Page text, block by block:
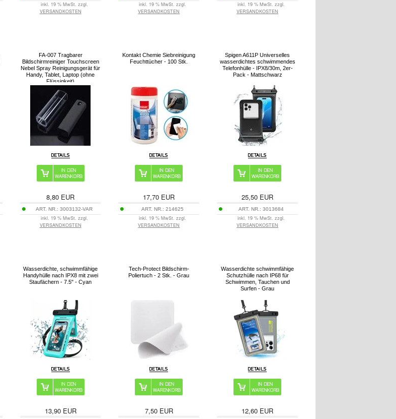
inkl. 19 % MwSt. zzgl.
VERSANDKOSTEN
inkl. 19 % MwSt. zzgl.
VERSANDKOSTEN
inkl. 19 % MwSt. zzgl.
VERSANDKOSTEN
FA-007 Tragbarer
Bildschirmreiniger Touchscreen
Nebel Spray Reinigungsgerät für
Handy, Tablet, Laptop (ohne
Flüssigkeit)
8,80 EUR
ART. NR.:3003132-VAR
inkl. 19 % MwSt. zzgl.
VERSANDKOSTEN
Kontakt Chemie Siebreinigung
Feuchttücher - 100 Stk.
17,70 EUR
ART. NR.:214625
inkl. 19 % MwSt. zzgl.
VERSANDKOSTEN
Spigen A611P Universelles
wasserdichtes schwimmendes
Telefonhülle - IPX8/30m, 2er-
Pack - Mattschwarz
25,50 EUR
ART. NR.:3013684
inkl. 19 % MwSt. zzgl.
VERSANDKOSTEN
Wasserdichte, schwimmfähige
Handyhülle nach IPX8 mit zwei
Staufächern - 7.5" - Cyan
13,90EUR
Tech-Protect Bildschirm-
Poliertuch - 2 Stk. - Grau
7,50EUR
Wasserdichte schwimmfähige
Schutzhülle nach IP68 für
Schwimmen, Tauchen und
Surfen - Grau
12,60 EUR